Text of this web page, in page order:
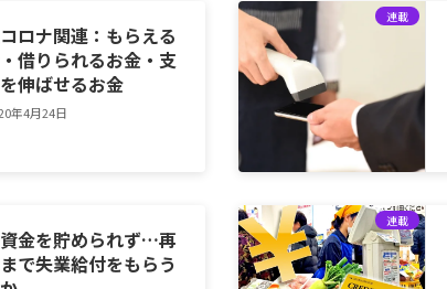
ロナ関連：もらえる
借りられるお金・支
伸ばせるお金
年4月24日
連載
金を貯められず…再
で失業給付をもらう
連載